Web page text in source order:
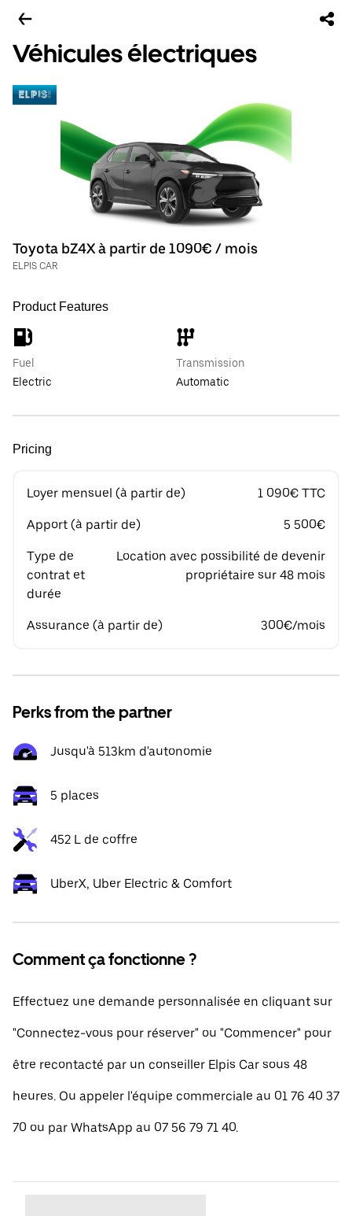
Véhicules électriques
Toyota bZ4X à partir de 1090€ / mois
ELPIS CAR
Product Features
Fuel
Electric
Transmission
Automatic
Pricing
Loyer mensuel (à partir de) 1 090€ TTC
Apport (à partir de) 5 500€
Type de
contrat et
durée
Location avec possibilité de devenir
propriétaire sur 48 mois
Assurance (à partir de) 300€/mois
Perks from the partner
Jusqu'à 513km d'autonomie
5 places
452 L de coffre
UberX, Uber Electric & Comfort
Comment ça fonctionne ?
Effectuez une demande personnalisée en cliquant sur
"Connectez-vous pour réserver" ou "Commencer" pour
être recontacté par un conseiller Elpis Car sous 48
heures. Ou appeler l'équipe commerciale au 01 76 40 37
70 ou par WhatsApp au 07 56 79 71 40.